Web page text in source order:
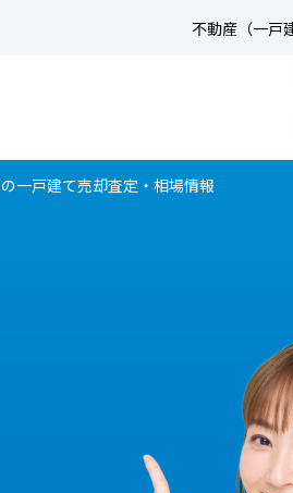
不動産（一戸
一戸建て売却査定・相場情報